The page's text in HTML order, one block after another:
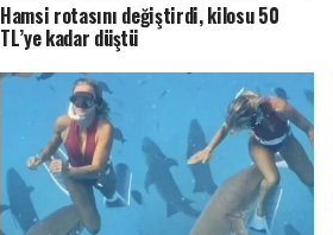
Hamsi rotasını değiştirdi, kilosu 50
TL’ye kadar düştü